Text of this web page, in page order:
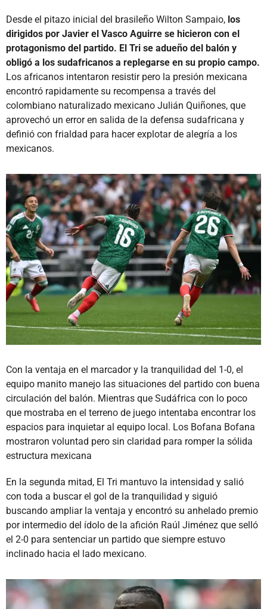
Desde el pitazo inicial del brasileño Wilton Sampaio, los
dirigidos por Javier el Vasco Aguirre se hicieron con el
protagonismo del partido. El Tri se adueño del balón y
obligó a los sudafricanos a replegarse en su propio campo.
Los africanos intentaron resistir pero la presión mexicana
encontró rapidamente su recompensa a través del
colombiano naturalizado mexicano Julián Quiñones, que
aprovechó un error en salida de la defensa sudafricana y
definió con frialdad para hacer explotar de alegría a los
mexicanos.
Con la ventaja en el marcador y la tranquilidad del 1-0, el
equipo manito manejo las situaciones del partido con buena
circulación del balón. Mientras que Sudáfrica con lo poco
que mostraba en el terreno de juego intentaba encontrar los
espacios para inquietar al equipo local. Los Bofana Bofana
mostraron voluntad pero sin claridad para romper la sólida
estructura mexicana
En la segunda mitad, El Tri mantuvo la intensidad y salió
con toda a buscar el gol de la tranquilidad y siguió
buscando ampliar la ventaja y encontró su anhelado premio
por intermedio del ídolo de la afición Raúl Jiménez que selló
el 2-0 para sentenciar un partido que siempre estuvo
inclinado hacia el lado mexicano.